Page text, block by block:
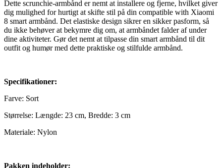
Dette scrunchie-armbånd er nemt at installere og fjerne, hvilket giver
dig mulighed for hurtigt at skifte stil på din compatible with Xiaomi
8 smart armbånd. Det elastiske design sikrer en sikker pasform, så
du ikke behøver at bekymre dig om, at armbåndet falder af under
dine aktiviteter. Gør det nemt at tilpasse din smart armbånd til dit
outfit og humør med dette praktiske og stilfulde armbånd.
Specifikationer:
Farve: Sort
Størrelse: Længde: 23 cm, Bredde: 3 cm
Materiale: Nylon
Pakken indeholder: